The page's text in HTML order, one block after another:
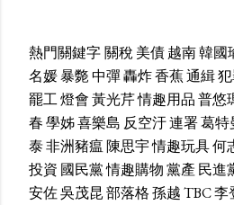
熱門關鍵字關稅美債越南韓國
名媛暴斃中彈轟炸香蕉通緝
罷工燈會黃光芹情趣用品普悠
春學姊喜樂島 反空汙連署葛特
泰非洲豬瘟陳思宇情趣玩具何
投資 國民黨情趣購物黨產 民進
安佐吳茂昆部落格孫越TBC李